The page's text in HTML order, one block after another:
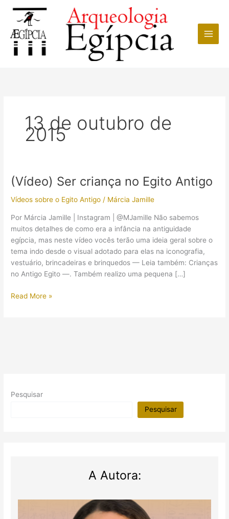
conteúdo
13 de outubro de
2015
(Vídeo) Ser criança no Egito Antigo
Vídeos sobre o Egito Antigo / Márcia Jamille
Por Márcia Jamille | Instagram | @MJamille Não sabemos
muitos detalhes de como era a infância na antiguidade
egípcia, mas neste vídeo vocês terão uma ideia geral sobre o
tema indo desde o visual adotado para elas na iconografia,
vestuário, brincadeiras e brinquedos — Leia também: Crianças
no Antigo Egito —. Também realizo uma pequena […]
(Vídeo)
Read More »
Pesquisar
Pesquisar
A Autora: